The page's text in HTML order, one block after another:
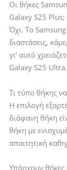
Οι θήκες
Galaxy S25 Plus;
Όχι. Το
διαστάσεις,
γι’ αυτό
Galaxy S25 Ultra.
Τι τύπο θήκης
Η επιλογή
διάφανη θήκη
θήκη με
απαιτητική
Υπάρχουν θήκες